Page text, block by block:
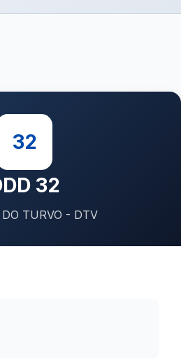
32
32
DO TURVO - DTV